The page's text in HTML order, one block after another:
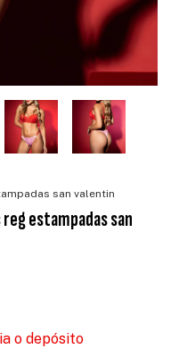
san valentin
estampadas san
o depósito